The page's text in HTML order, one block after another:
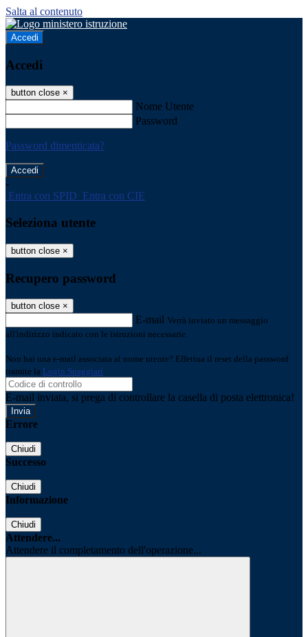
Salta al contenuto
Accedi
Accedi
button close ×
Nome Utente
Password
Password dimenticata?
-
Entra con SPID Entra con CIE
Seleziona utente
button close ×
Recupero password
button close ×
E-mail Verrà inviato un messaggio
all'indirizzo indicato con le istruzioni necessarie.
Non hai una e-mail associata al nome utente? Effettua il reset della password
tramite la Login Spaggiari
E-mail inviata, si prega di controllare la casella di posta elettronica!
Errore
Chiudi
Successo
Chiudi
Informazione
Chiudi
Attendere...
Attendere il completamento dell'operazione...